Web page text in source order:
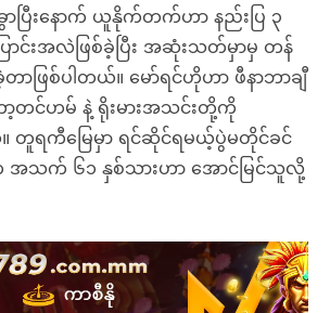
ပြီးနောက် ယူနိုက်တက်ဟာ နည်းပြ ၃
င်းအလဲဖြစ်ခဲ့ပြီး အဆုံးသတ်မှာမှ တန်
ဖြစ်ပါတယ်။ မော်ရင်ဟိုဟာ ဖီနာဘာချီ
ာ့တင်ဟမ် နဲ့ ရိုးမားအသင်းတို့ကို
ရကီမြေမှာ ရင်ဆိုင်ရမယ့်ပွဲမတိုင်ခင်
သက် ၆၁ နှစ်သားဟာ အောင်မြင်သူလို့